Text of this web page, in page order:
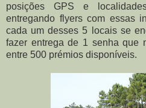
posições GPS e
entregando flyers com essas
cada um desses 5 locais se
fazer entrega de 1 senha que
entre 500 prémios disponíveis.